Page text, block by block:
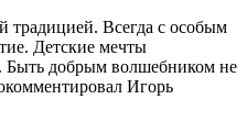
традицией. Всегда с особым
Детские мечты
Быть добрым волшебником не
Игорь